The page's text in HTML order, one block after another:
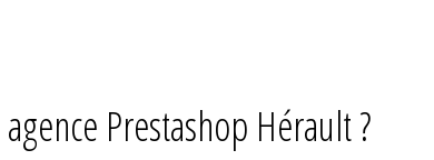
Prestashop Hérault ?